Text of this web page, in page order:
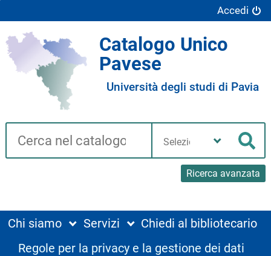
Accedi
Catalogo Unico
Pavese
Università degli studi di Pavia
Cerca su "Catalogo"
Ricerca avanzata
biblioteca
Chi siamo Servizi
Chiedi al bibliotecario
Regole per la privacy e la gestione dei dati